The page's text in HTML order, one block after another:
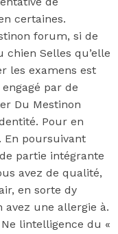
certaines.
forum, si de
Selles qu’elle
les examens est
par de
Du Mestinon
Pour en
En poursuivant
partie intégrante
avez de qualité,
en sorte dy
une allergie à.
lintelligence du «